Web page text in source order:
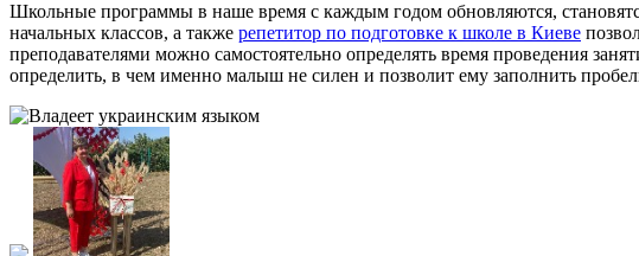
Школьные программы в наше время с каждым годом обновляются,
начальных классов, а также репетитор по подготовке к школе в Киеве
преподавателями можно самостоятельно определять время проведения
определить, в чем именно малыш не силен и позволит ему заполнить